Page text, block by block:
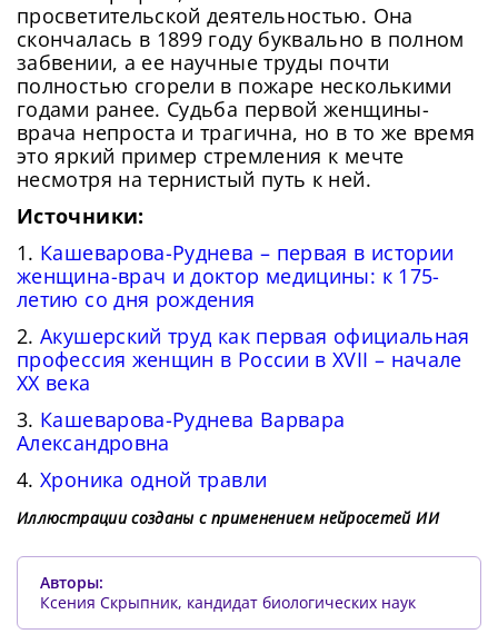
Сменить пароль!
Новый Пароль
Придумайте пароль
Как минимум одна заглавная буква, одна
цифра и один специальный символ
Пароль должен содержать от 8 до 12 символов
Подтвердите Пароль*
Нажимая на кнопку «Продолжить», а также при
регистрации и входе через аккаунты сторонних
сервисов, Вы принимаете условия Пользовательского
Ваших персональных данных. Подробнее об
обработке данных в
Отправить
просветительской деятельностью. Она
скончалась в 1899 году буквально в полном
забвении, а ее научные труды почти
полностью сгорели в пожаре несколькими
годами ранее. Судьба первой женщины-
врача непроста и трагична, но в то же время
это яркий пример стремления к мечте
несмотря на тернистый путь к ней.
Источники:
1. Кашеварова-Руднева – первая в истории
женщина-врач и доктор медицины: к 175-
летию со дня рождения
2.Акушерский труд как первая официальная
профессия женщин в России в XVII – начале
XX века
3. Кашеварова-Руднева Варвара
Александровна
4.Хроника одной травли
Иллюстрации созданы с применением нейросетей ИИ
Авторы:
Ксения Скрыпник, кандидат биологических наук
Сейчас скорость вашего интернета
невысокая, из-за чего могут возникнуть
сложности при использовании нашего
сайта. Чтобы обеспечить более
стабильную работу, подключитесь к
быстрому соединению.
Продолжить просмотр